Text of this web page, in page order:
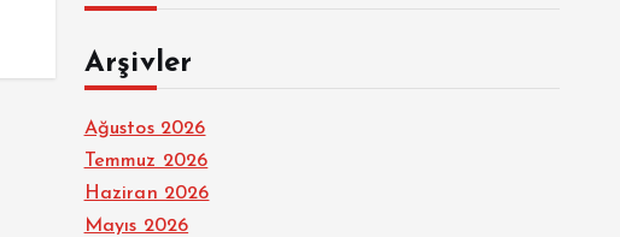
Arşivler
Ağustos 2026
Temmuz 2026
Haziran 2026
Mayıs 2026